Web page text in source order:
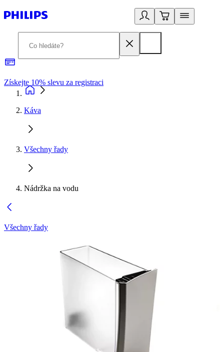
Získejte 10% slevu za registraci
Káva
Všechny řady
Nádržka na vodu
Všechny řady